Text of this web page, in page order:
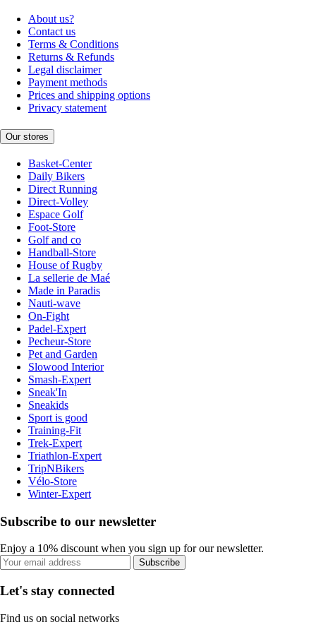
About us?
Contact us
Terms & Conditions
Returns & Refunds
Legal disclaimer
Payment methods
Prices and shipping options
Privacy statement
Our stores
Basket-Center
Daily Bikers
Direct Running
Direct-Volley
Espace Golf
Foot-Store
Golf and co
Handball-Store
House of Rugby
La sellerie de Maé
Made in Paradis
Nauti-wave
On-Fight
Padel-Expert
Pecheur-Store
Pet and Garden
Slowood Interior
Smash-Expert
Sneak'In
Sneakids
Sport is good
Training-Fit
Trek-Expert
Triathlon-Expert
TripNBikers
Vélo-Store
Winter-Expert
Subscribe to our newsletter
Enjoy a 10% discount when you sign up for our newsletter.
Subscribe
Let's stay connected
Find us on social networks